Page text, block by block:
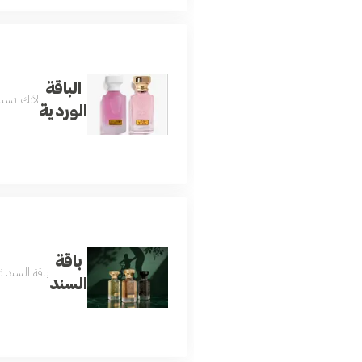
الباقة
الوردية
لأنك
باقة
السند
باقة السند